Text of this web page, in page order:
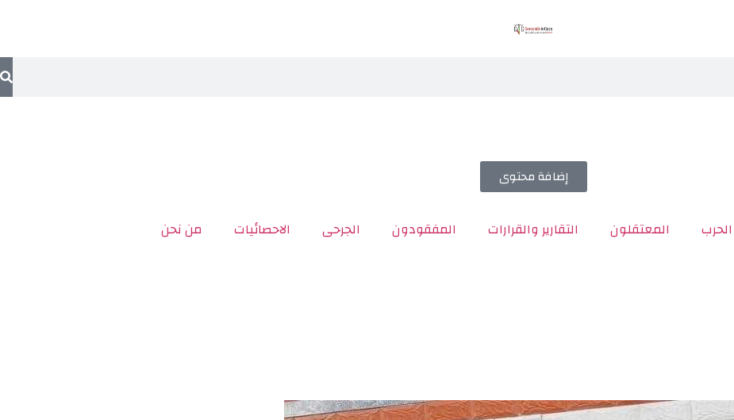
إضافة محتوى
المعتقلون التقارير والقرارات المفقودون الجرحى الاحصائيات من نحن